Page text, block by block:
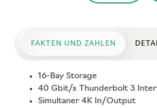
FAKTEN UND ZAHLEN
16-Bay Storage
40 Gbit/s Thunderbolt 3
Simultaner 4K In/Output